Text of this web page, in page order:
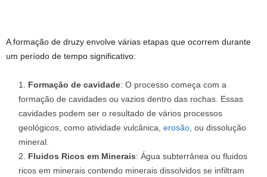
A formação de druzy envolve várias etapas que ocorrem durante
um período de tempo significativo:
Formação de cavidade: O processo começa com a
formação de cavidades ou vazios dentro das rochas. Essas
cavidades podem ser o resultado de vários processos
geológicos, como atividade vulcânica, erosão , ou dissolução
mineral.
Fluidos Ricos em Minerais: Água subterrânea ou fluidos
ricos em minerais contendo minerais dissolvidos se infiltram